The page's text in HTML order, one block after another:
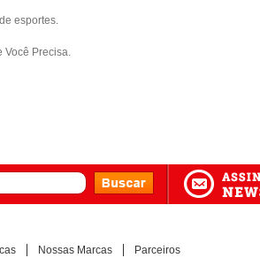
esportes.
Você Precisa.
Nossas Marcas Parceiros